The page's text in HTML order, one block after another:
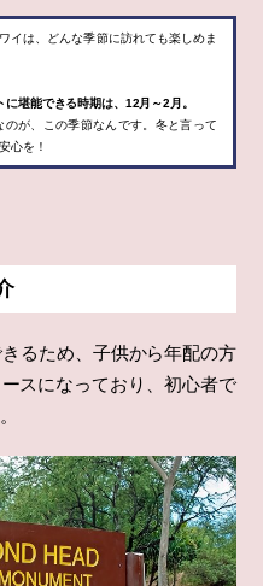
イは、どんな季節に訪れても楽しめま
堪能できる時期は、12月～2月。
が、この季節なんです。冬と言って
心を！
るため、子供から年配の方
スになっており、初心者で